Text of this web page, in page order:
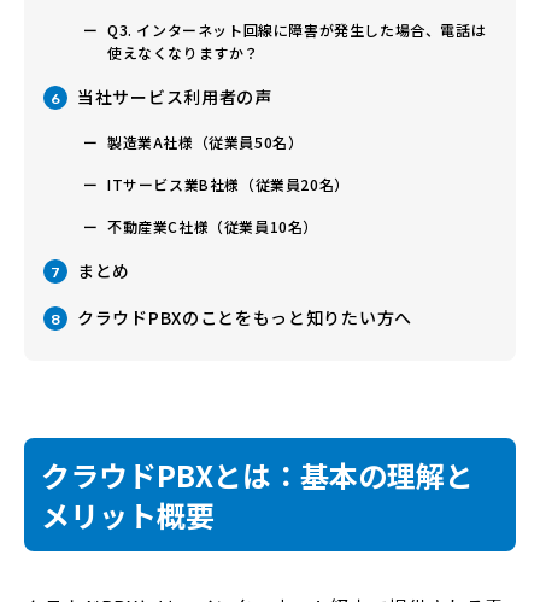
Q3. インターネット回線に障害が発生した場合、電話は
使えなくなりますか？
6 当社サービス利用者の声
製造業A社様（従業員50名）
ITサービス業B社様（従業員20名）
不動産業C社様（従業員10名）
7 まとめ
8 クラウドPBXのことをもっと知りたい方へ
クラウドPBXとは：基本の理解と
メリット概要